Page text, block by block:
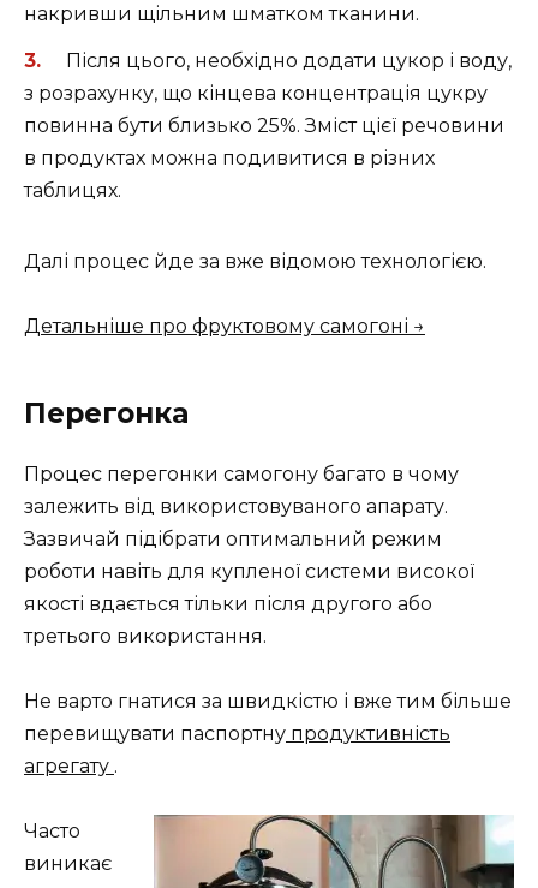
накривши щільним шматком тканини.
Після цього, необхідно додати цукор і воду,
з розрахунку, що кінцева концентрація цукру
повинна бути близько 25%. Зміст цієї речовини
в продуктах можна подивитися в різних
таблицях.
Далі процес йде за вже відомою технологією.
Детальніше про фруктовому самогоні →
Перегонка
Процес перегонки самогону багато в чому
залежить від використовуваного апарату.
Зазвичай підібрати оптимальний режим
роботи навіть для купленої системи високої
якості вдається тільки після другого або
третього використання.
Не варто гнатися за швидкістю і вже тим більше
перевищувати паспортну продуктивність
агрегату .
Часто
виникає